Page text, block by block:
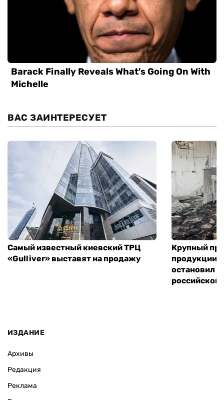
ВАС ЗАИНТЕРЕСУЕТ
Самый известный киевский ТРЦ
«Gulliver» выставят на продажу
Крупный
продукции
остановил
российской
ИЗДАНИЕ
Архивы
Редакция
Реклама